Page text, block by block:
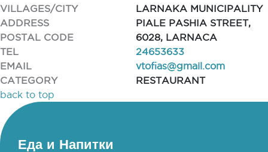
VILLAGES/CITY
LARNAKA MUNICIPALITY
ADDRESS
PIALE PASHIA STREET,
POSTAL CODE
6028, LARNACA
TEL
24653633
EMAIL
vtofias@gmail.com
CATEGORY
RESTAURANT
back to top
Еда и Напитки